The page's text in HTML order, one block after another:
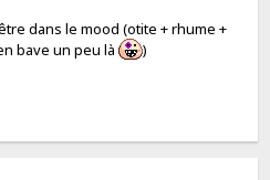
dans le mood (otite + rhume +
bave un peu là
)